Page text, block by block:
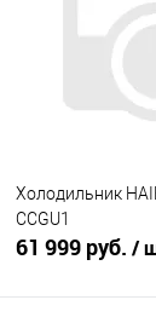
В избранное
Холодильник
CCGU1
61 999 руб. /